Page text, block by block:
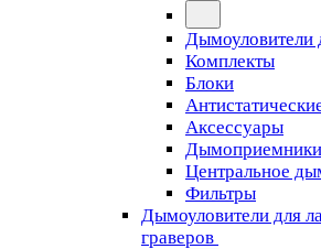
Дымоуловители
Комплекты
Блоки
Аксессуары
Дымоприемники
Центральное
Фильтры
Дымоуловители для
граверов